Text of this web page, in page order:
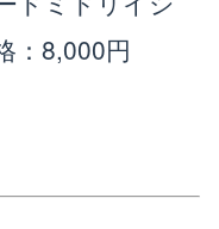
：8,000円